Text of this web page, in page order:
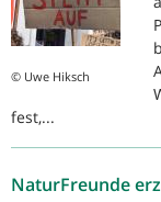
© Uwe Hiksch
fest,...
NaturFreunde